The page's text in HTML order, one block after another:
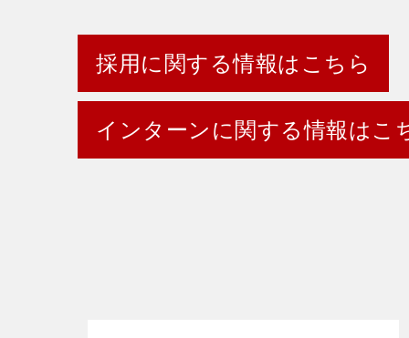
採用に関する情報はこちら
インターンに関する情報はこ